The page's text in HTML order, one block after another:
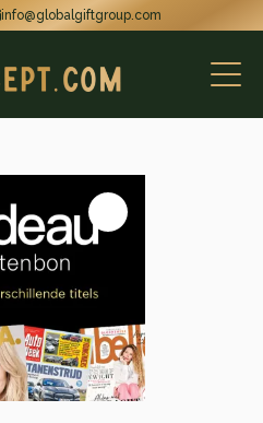
info@globalgiftgroup.com